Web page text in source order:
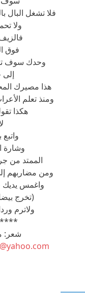
فلا تشغل البال
ولا
فوق
وحدك سوف
إلى
هذا مصيرك
ومنذ تعلم
هكذا
وشارة
الممتد من
ومن مضاربهم
واغمس يديك
(تخرج
ولاترم
شعر: